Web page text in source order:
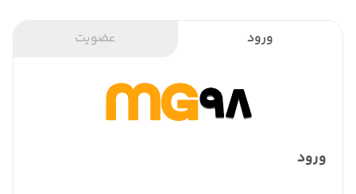
ورود عضویت
ورود